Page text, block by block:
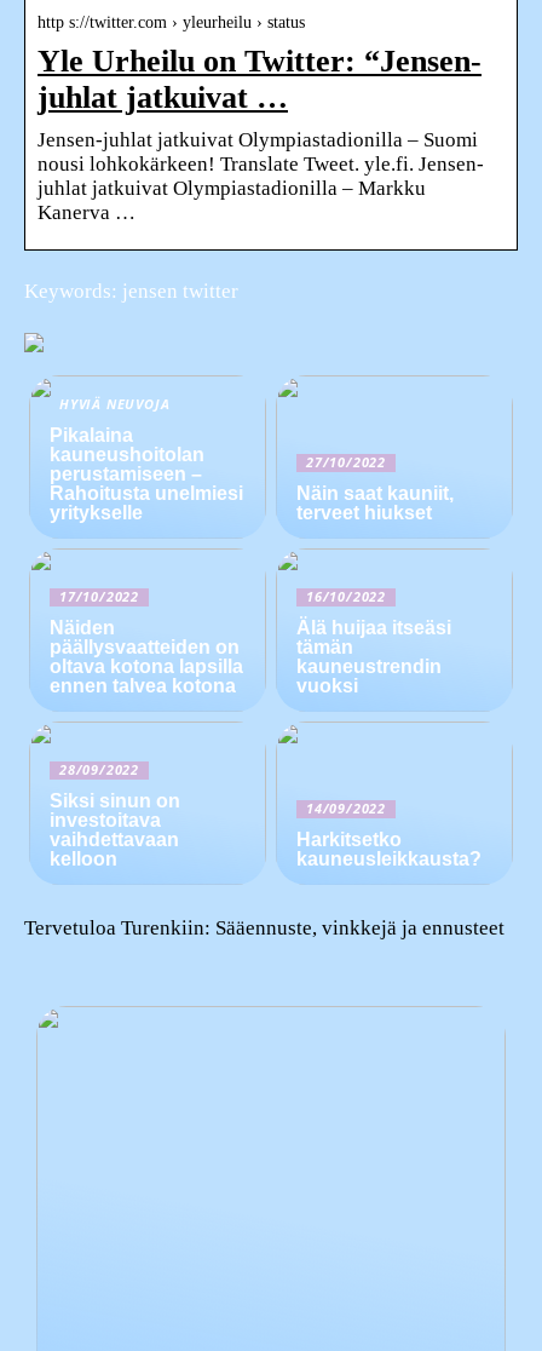
http s://twitter.com › yleurheilu › status
Yle Urheilu on Twitter: “Jensen-
juhlat jatkuivat …
Jensen-juhlat jatkuivat Olympiastadionilla – Suomi
nousi lohkokärkeen! Translate Tweet. yle.fi. Jensen-
juhlat jatkuivat Olympiastadionilla – Markku
Kanerva …
Keywords: jensen twitter
HYVIÄ NEUVOJA
Pikalaina
kauneushoitolan
perustamiseen –
Rahoitusta unelmiesi
yritykselle
27/10/2022
Näin saat kauniit,
terveet hiukset
17/10/2022
Näiden
päällysvaatteiden on
oltava kotona lapsilla
ennen talvea kotona
16/10/2022
Älä huijaa itseäsi
tämän
kauneustrendin
vuoksi
28/09/2022
Siksi sinun on
investoitava
vaihdettavaan
kelloon
14/09/2022
Harkitsetko
kauneusleikkausta?
Tervetuloa Turenkiin: Sääennuste, vinkkejä ja ennusteet